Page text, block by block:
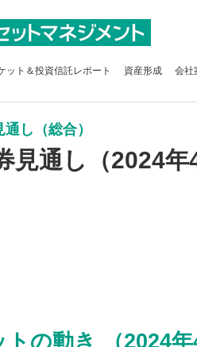
ット＆投資信託レポート 資産形成 会社
し（総合）
見通し（2024年
の動き （2024年